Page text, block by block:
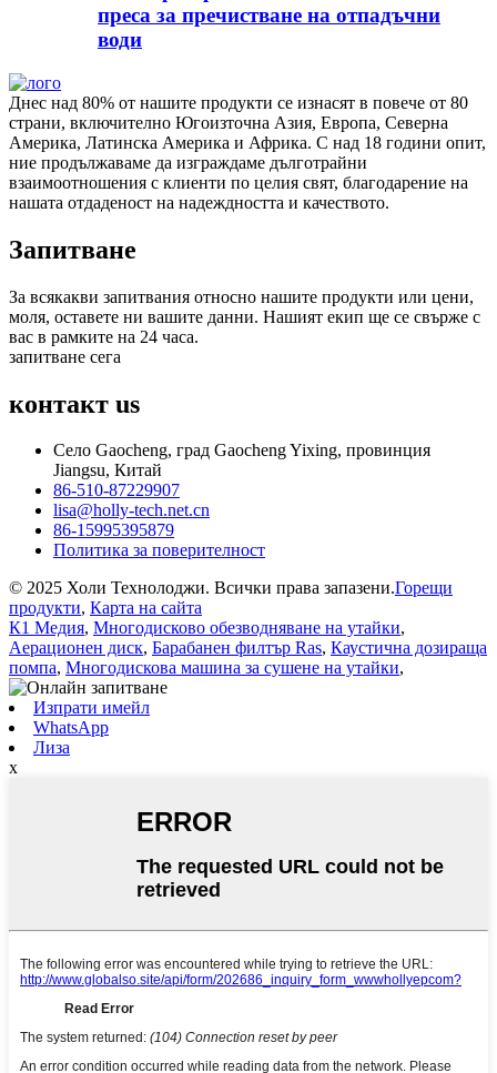
преса за пречистване на отпадъчни
води
Днес над 80% от нашите продукти се изнасят в повече от 80
страни, включително Югоизточна Азия, Европа, Северна
Америка, Латинска Америка и Африка. С над 18 години опит,
ние продължаваме да изграждаме дълготрайни
взаимоотношения с клиенти по целия свят, благодарение на
нашата отдаденост на надеждността и качеството.
Запитване
За всякакви запитвания относно нашите продукти или цени,
моля, оставете ни вашите данни. Нашият екип ще се свърже с
вас в рамките на 24 часа.
запитване сега
контакт us
Село Gaocheng, град Gaocheng Yixing, провинция
Jiangsu, Китай
86-510-87229907
lisa@holly-tech.net.cn
86-15995395879
Политика за поверителност
© 2025 Холи Технолоджи. Всички права запазени.Горещи
продукти, Карта на сайта
К1 Медия, Многодисково обезводняване на утайки,
Аерационен диск, Барабанен филтър Ras, Каустична дозираща
помпа, Многодискова машина за сушене на утайки,
Изпрати имейл
WhatsApp
Лиза
x